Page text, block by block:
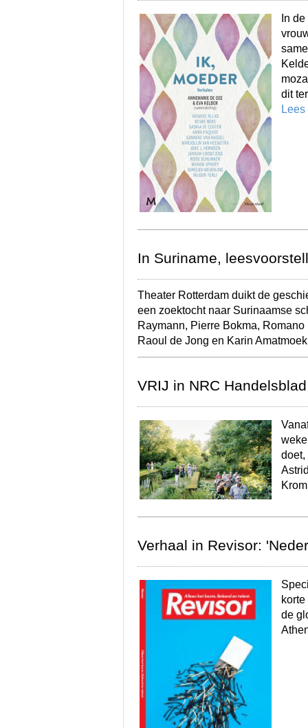
In
dit
In Suriname,
Theater Rotterdam duikt de
een zoektocht naar Surinaamse
Raymann, Pierre Bokma,
Raoul de Jong en Karin
VRIJ in NRC Handelsblad
doet,
Verhaal in Revisor:
de